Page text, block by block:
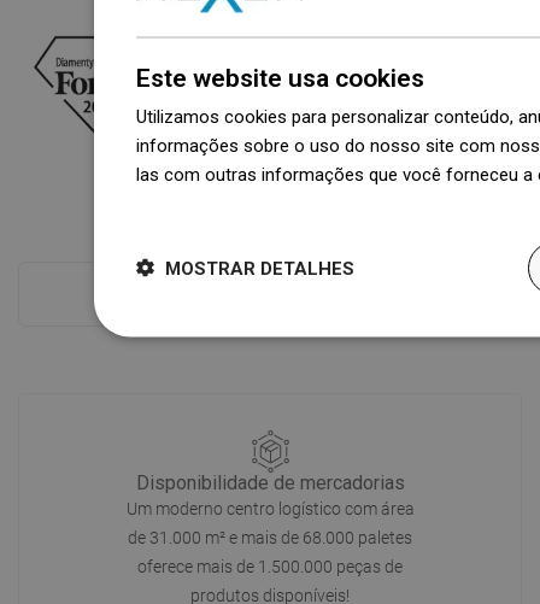
Disponibilidade de mercadorias
Um moderno centro logístico com área
de 31.000 m² e mais de 68.000 paletes
oferece mais de 1.500.000 peças de
produtos disponíveis!
Este website usa cookies
Utilizamos cookies para personalizar conteúdo,
informações sobre o uso do nosso site com
las com outras informações que você forneceu
MOSTRAR DETALHES